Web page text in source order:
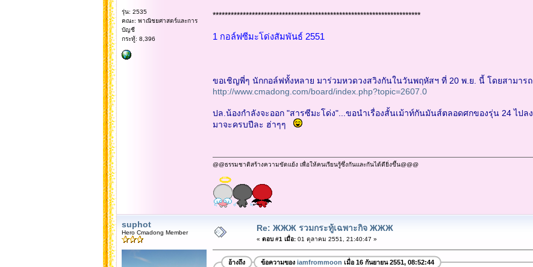
รุ่น: 2535
คณะ: พาณิชยศาสตร์และการ
บัญชี
กระทู้: 8,396
*********************************************************************
1 กอล์ฟซีมะโด่งสัมพันธ์ 2551
ขอเชิญพี่ๆ นักกอล์ฟทั้งหลาย มาร่วมหวดวงสวิงกันในวันพฤหัสฯ ที่ 20 พ.ย. นี้ โดยสามาร
http://www.cmadong.com/board/index.php?topic=2607.0
ปล.น้องกำลังจะออก "สารซีมะโด่ง"...ขอนำเรื่องสั้นเม้าท์กันมันส์ตลอดศกของรุ่น 24 ไป
มาจะครบปีละ ฮ่าๆๆ
@@ธรรมชาติสร้างความขัดแย้ง เพื่อให้คนเรียนรู้ซึ่งกันและกันได้ดียิ่งขึ้น@@@
suphot
Hero Cmadong Member Re: ЖЖЖ รวมกระทู้เฉพาะกิจ ЖЖЖ
« ตอบ #1 เมื่อ:01 ตุลาคม 2551, 21:40:47 »
อ้างถึง ข้อความของ iamfrommoon เมื่อ 16 กันยายน 2551, 08:52:44